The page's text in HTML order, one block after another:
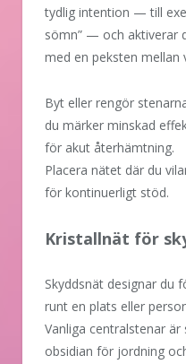
tydlig intention — till
sömn” — och aktiverar
med en peksten mellan
Byt eller rengör
du märker minskad
för akut återhämtning.
Placera nätet där du
för kontinuerligt stöd.
Kristallnät för
Skyddsnät designar du
runt en plats eller
Vanliga centralstenar
obsidian för jordning